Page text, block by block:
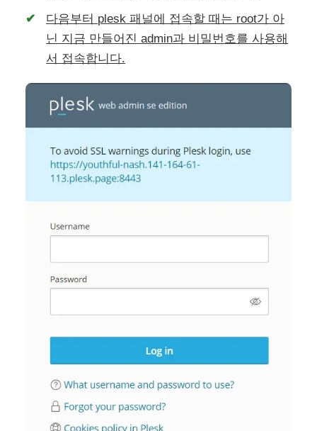
다음부터 plesk 패널에 접속할 때는 root가 아
닌 지금 만들어진 admin과 비밀번호를 사용해
서 접속합니다.